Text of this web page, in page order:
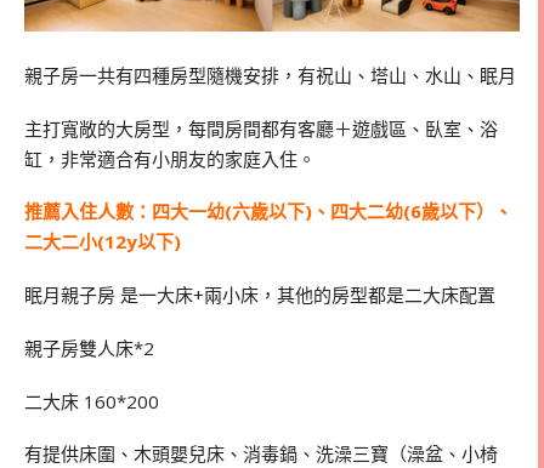
親子房一共有四種房型隨機安排，有祝山、塔山、水山、眠月
主打寬敞的大房型，每間房間都有客廳＋遊戲區、臥室、浴
缸，非常適合有小朋友的家庭入住。
推薦入住人數：四大一幼(六歲以下)、四大二幼(6歲以下）、
二大二小(12y以下)
眠月親子房 是一大床+兩小床，其他的房型都是二大床配置
親子房雙人床*2
二大床 160*200
有提供床圍、木頭嬰兒床、消毒鍋、洗澡三寶（澡盆、小椅